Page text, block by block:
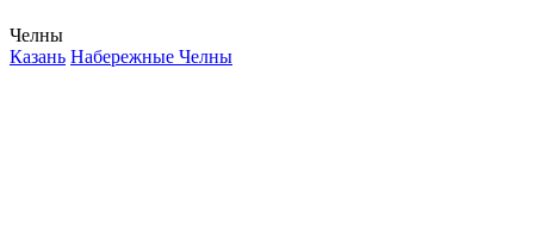
Челны
Казань Набережные Челны